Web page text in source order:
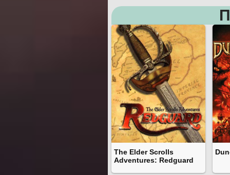
The Elder Scrolls
Adventures: Redguard